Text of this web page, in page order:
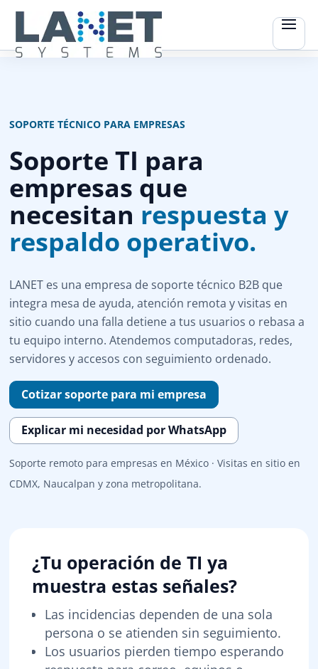
SOPORTE TÉCNICO PARA EMPRESAS
Soporte TI para
empresas que
necesitan respuesta y
respaldo operativo.
LANET es una empresa de soporte técnico B2B que
integra mesa de ayuda, atención remota y visitas en
sitio cuando una falla detiene a tus usuarios o rebasa a
tu equipo interno. Atendemos computadoras, redes,
servidores y accesos con seguimiento ordenado.
Cotizar soporte para mi empresa
Explicar mi necesidad por WhatsApp
Soporte remoto para empresas en México · Visitas en sitio en
CDMX, Naucalpan y zona metropolitana.
¿Tu operación de TI ya
muestra estas señales?
Las incidencias dependen de una sola
persona o se atienden sin seguimiento.
Los usuarios pierden tiempo esperando